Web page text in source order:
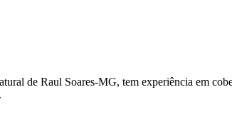
de Raul Soares-MG, tem experiência em